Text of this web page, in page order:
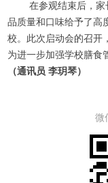
在参观结束后，
品质量和口味给予了高
校。此次启动会的召开
为进一步加强学校膳食
（通讯员 李玥琴）
微